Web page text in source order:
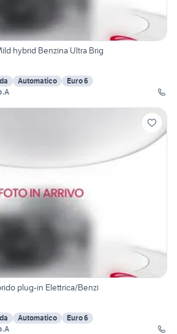
hybrid Benzina Ultra Brig
Automatico
Euro 6
plug-in Elettrica/Benzi
Automatico
Euro 6